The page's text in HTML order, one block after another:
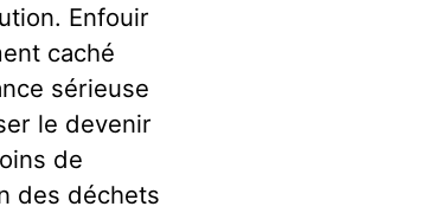
Enfouir
caché
sérieuse
le devenir
de
des déchets